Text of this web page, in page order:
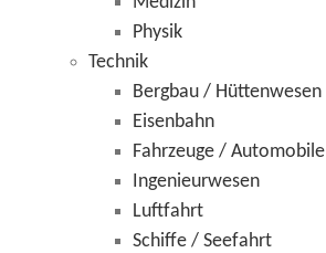
Physik
Technik
Bergbau / Hüttenwesen
Eisenbahn
Fahrzeuge / Automobile
Ingenieurwesen
Luftfahrt
Schiffe / Seefahrt